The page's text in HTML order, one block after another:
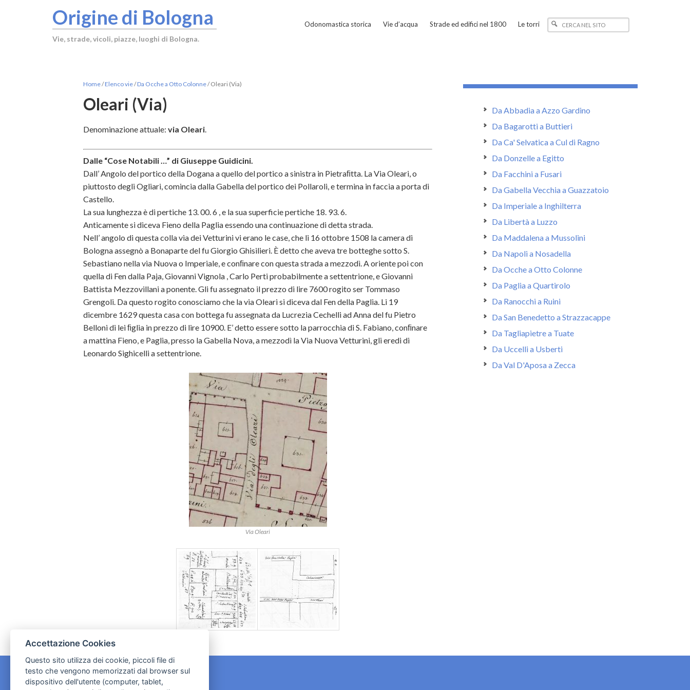
Origine di Bologna
Vie, strade, vicoli, piazze, luoghi di Bologna.
Odonomastica storica Vie d’acqua Strade ed edifici nel 1800 Le torri
Home/Elenco vie/Da Ocche a Otto Colonne/Oleari (Via)
Oleari (Via)
Denominazione attuale: via Oleari.
Dalle “Cose Notabili …” di Giuseppe Guidicini.
Dall’ Angolo del portico della Dogana a quello del portico a sinistra in Pietraﬁtta. La Via Oleari, o
piuttosto degli Ogliari, comincia dalla Gabella del portico dei Pollaroli, e termina in faccia a porta di
Castello.
La sua lunghezza è di pertiche 13. 00. 6 , e la sua superficie pertiche 18. 93. 6.
Anticamente si diceva Fieno della Paglia essendo una continuazione di detta strada.
Nell’ angolo di questa colla via dei Vetturini vi erano le case, che li 16 ottobre 1508 la camera di
Bologna assegnò a Bonaparte del fu Giorgio Ghisilieri. È detto che aveva tre botteghe sotto S.
Sebastiano nella via Nuova o Imperiale, e conﬁnare con questa strada a mezzodì. A oriente poi con
quella di Fen dalla Paja, Giovanni Vignola , Carlo Perti probabilmente a settentrione, e Giovanni
Battista Mezzovillani a ponente. Gli fu assegnato il prezzo di lire 7600 rogito ser Tommaso
Grengoli. Da questo rogito conosciamo che la via Oleari si diceva dal Fen della Paglia. Li 19
dicembre 1629 questa casa con bottega fu assegnata da Lucrezia Cechelli ad Anna del fu Pietro
Belloni di lei ﬁglia in prezzo di lire 10900. E’ detto essere sotto la parrocchia di S. Fabiano, conﬁnare
a mattina Fieno, e Paglia, presso la Gabella Nova, a mezzodì la Via Nuova Vetturini, gli eredi di
Leonardo Sighicelli a settentrione.
Via Oleari
Da Abbadia a Azzo Gardino
Da Bagarotti a Buttieri
Da Ca' Selvatica a Cul di Ragno
Da Donzelle a Egitto
Da Facchini a Fusari
Da Gabella Vecchia a Guazzatoio
Da Imperiale a Inghilterra
Da Libertà a Luzzo
Da Maddalena a Mussolini
Da Napoli a Nosadella
Da Ocche a Otto Colonne
Da Paglia a Quartirolo
Da Ranocchi a Ruini
Da San Benedetto a Strazzacappe
Da Tagliapietre a Tuate
Da Uccelli a Usberti
Da Val D'Aposa a Zecca
Accettazione Cookies
Questo sito utilizza dei cookie, piccoli file di
testo che vengono memorizzati dal browser sul
dispositivo dell'utente (computer, tablet,